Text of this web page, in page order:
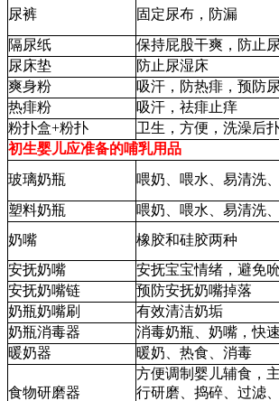
尿裤 固定尿布，防漏
隔尿纸
保持屁股干爽，防止
尿床垫
防止尿湿床
爽身粉
吸汗，防热痱，预防
热痱粉
吸汗，祛痱止痒
粉扑盒+粉扑
卫生，方便，洗澡后
初生婴儿应准备的哺乳用品
玻璃奶瓶
喂奶、喂水、易清洗
塑料奶瓶
喂奶、喂水、易清洗
奶嘴
橡胶和硅胶两种
安抚奶嘴
安抚宝宝情绪，避免
安抚奶嘴链
预防安抚奶嘴掉落
奶瓶奶嘴刷
有效清洁奶垢
奶瓶消毒器
消毒奶瓶、奶嘴，快
暖奶器
暖奶、热食、消毒
食物研磨器
方便调制婴儿辅食，
行研磨、捣碎、过滤